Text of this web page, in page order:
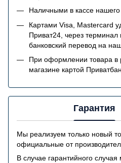
Наличными в кассе нашего
Картами Visa, Mastercard
Приват24, через
банковский перевод на
При оформлении товара в
магазине картой
Гарантия
Мы реализуем только новый
официальные от
В случае гарантийного